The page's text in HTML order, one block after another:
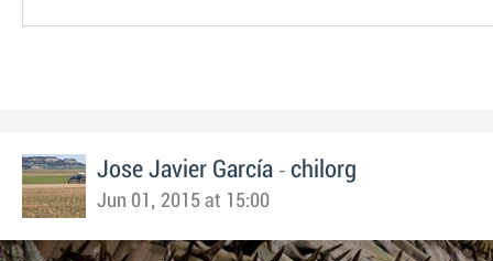
Jose Javier García - chilorg
Jun 01, 2015 at 15:00